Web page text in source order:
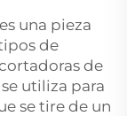
una pieza
de
de
utiliza para
se tire de un